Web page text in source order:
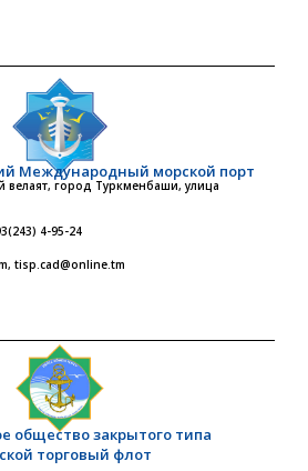
Международный морской порт
велаят, город Туркменбаши, улица
4-95-24
tisp.cad@online.tm
общество закрытого типа
торговый флот